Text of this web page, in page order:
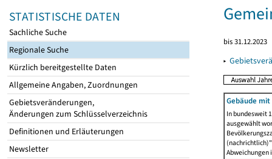
STATISTISCHE DATEN
Sachliche Suche
Regionale Suche
Kürzlich bereitgestellte Daten
Allgemeine Angaben, Zuordnungen
Gebietsveränderungen,
Änderungen zum Schlüsselverzeichnis
Definitionen und Erläuterungen
Newsletter
bis 31.12.2023
▸
Gebäude
In bundesweit
ausgewählt
Abweichungen